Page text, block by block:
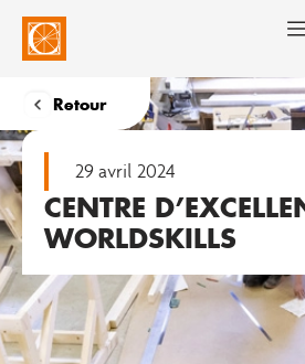
Retour
29 avril 2024
CENTRE
WORLDSKILLS